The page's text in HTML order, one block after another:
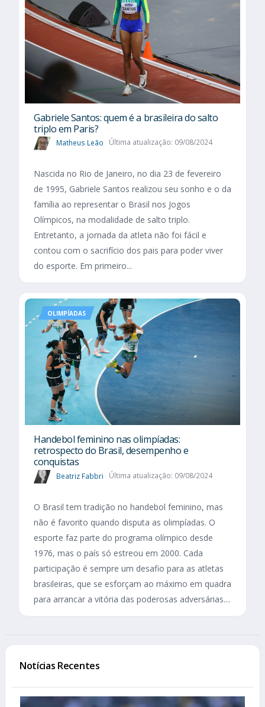
Gabriele Santos: quem é a brasileira do salto
triplo em Paris?
Matheus Leão Última atualização: 09/08/2024
Nascida no Rio de Janeiro, no dia 23 de fevereiro
de 1995, Gabriele Santos realizou seu sonho e o da
família ao representar o Brasil nos Jogos
Olímpicos, na modalidade de salto triplo.
Entretanto, a jornada da atleta não foi fácil e
contou com o sacrifício dos pais para poder viver
do esporte. Em primeiro...
OLIMPÍADAS
Handebol feminino nas olimpíadas:
retrospecto do Brasil, desempenho e
conquistas
Beatriz Fabbri Última atualização: 09/08/2024
O Brasil tem tradição no handebol feminino, mas
não é favorito quando disputa as olimpíadas. O
esporte faz parte do programa olímpico desde
1976, mas o país só estreou em 2000. Cada
participação é sempre um desafio para as atletas
brasileiras, que se esforçam ao máximo em quadra
para arrancar a vitória das poderosas adversárias....
Notícias Recentes